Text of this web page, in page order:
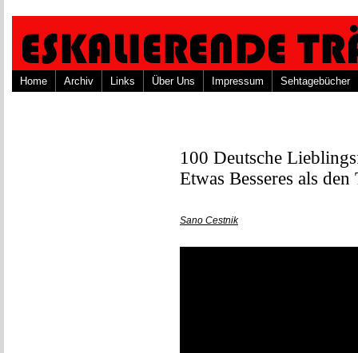
Home Archiv Links Über Uns Impressum Sehtagebücher
100 Deutsche
Etwas Besseres als
Sano Cestnik